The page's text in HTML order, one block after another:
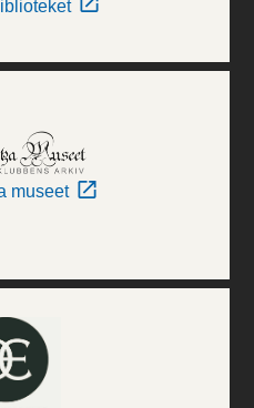
museet